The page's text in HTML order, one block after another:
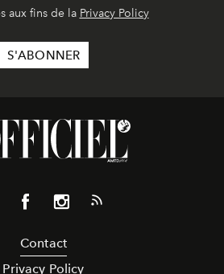
aux fins de la Privacy Policy
Contact
Privacy Policy